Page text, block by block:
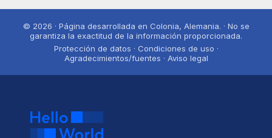
© 2026 · Página desarrollada en Colonia, Alemania. · No se
garantiza la exactitud de la información proporcionada.
Protección de datos · Condiciones de uso ·
Agradecimientos/fuentes · Aviso legal